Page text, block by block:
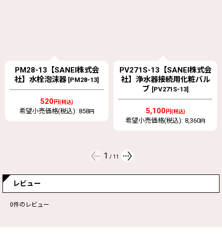
PV271S-13【SANEI株式会
社】浄水器接続用化粧バル
ブ[PV271S-13]
5,100円(税込)
Y86J-13 【SANEI株式会
社】 共用散水栓 [Y86J-13
2,900
希望小売価格(税込):
2 / 11
レビュー
0件のレビュー